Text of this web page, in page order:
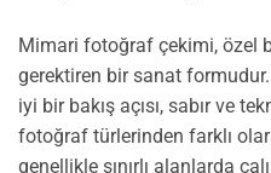
Mimari fotoğraf çekimi, özel
gerektiren bir sanat
iyi bir bakış açısı, sabır ve
fotoğraf türlerinden farklı
genellikle sınırlı alanlarda